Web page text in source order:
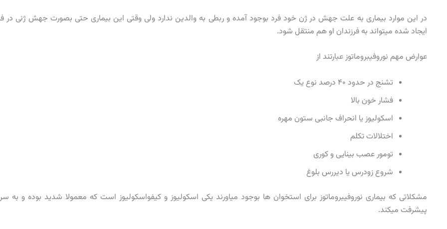
در این موارد بیماری به علت جهش در ژن خود فرد بوجود آمده و ربطی به والدین ندارد ولی وقتی این بیماری حتی بصورت جهش ژنی در
ایجاد شده میتواند به فرزندان او هم منتقل شود.
عوارض مهم نوروفیبروماتوز عبارتند از
تشنج در حدود ۴۰ درصد نوع یک
فشار خون بالا
اسکولیوز یا انحراف جانبی ستون مهره
اختلالات تکلم
تومور عصب بینایی و کوری
شروع زودرس یا دیررس بلوغ
مشکلاتی که بیماری نوروفیبروماتوز برای استخوان ها بوجود میاورند یکی اسکولیوز و کیفواسکولیوز است که معمولا شدید بوده و به
پیشرفت میکند.